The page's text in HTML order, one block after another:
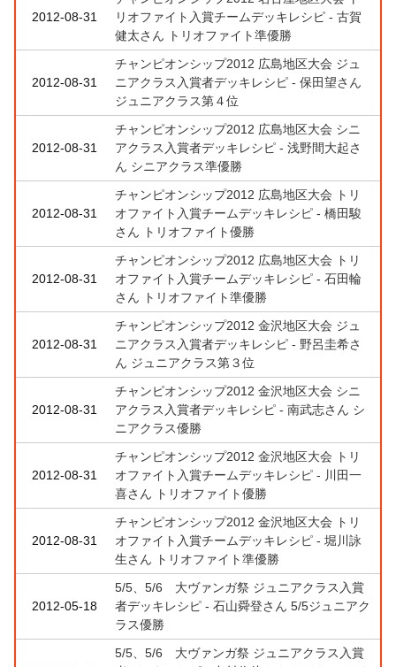
2012-08-31
リオファイト入賞チームデッキレシピ - 古賀
健太さん トリオファイト準優勝
2012-08-31
チャンピオンシップ2012 広島地区大会 ジュ
ニアクラス入賞者デッキレシピ - 保田望さん
ジュニアクラス第４位
2012-08-31
チャンピオンシップ2012 広島地区大会 シニ
アクラス入賞者デッキレシピ - 浅野間大起さ
ん シニアクラス準優勝
2012-08-31
チャンピオンシップ2012 広島地区大会 トリ
オファイト入賞チームデッキレシピ - 橋田駿
さん トリオファイト優勝
2012-08-31
チャンピオンシップ2012 広島地区大会 トリ
オファイト入賞チームデッキレシピ - 石田輪
さん トリオファイト準優勝
2012-08-31
チャンピオンシップ2012 金沢地区大会 ジュ
ニアクラス入賞者デッキレシピ - 野呂圭希さ
ん ジュニアクラス第３位
2012-08-31
チャンピオンシップ2012 金沢地区大会 シニ
アクラス入賞者デッキレシピ - 南武志さん シ
ニアクラス優勝
2012-08-31
チャンピオンシップ2012 金沢地区大会 トリ
オファイト入賞チームデッキレシピ - 川田一
喜さん トリオファイト優勝
2012-08-31
チャンピオンシップ2012 金沢地区大会 トリ
オファイト入賞チームデッキレシピ - 堀川詠
生さん トリオファイト準優勝
2012-05-18
5/5、5/6 大ヴァンガ祭 ジュニアクラス入賞
者デッキレシピ - 石山舜登さん 5/5ジュニアク
ラス優勝
5/5、5/6 大ヴァンガ祭 ジュニアクラス入賞